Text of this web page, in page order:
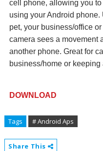
cell phone, allowing you
using your Android
pet, your business/office
camera sees a movement
another phone. Great for
business/home or keeping
DOWNLOAD
Tags # Android Aps
Share This